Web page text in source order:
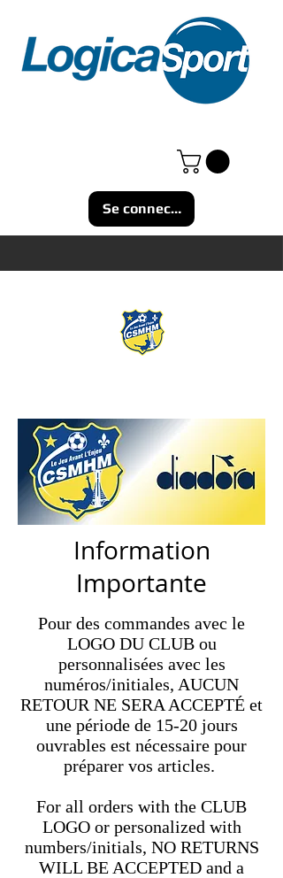
Se connecter
Information
Importante
Pour des commandes avec le
LOGO DU CLUB ou
personnalisées avec les
numéros/initiales, AUCUN
RETOUR NE SERA ACCEPTÉ et
une période de 15-20 jours
ouvrables est nécessaire pour
préparer vos articles.
For all orders with the CLUB
LOGO or personalized with
numbers/initials, NO RETURNS
WILL BE ACCEPTED and a